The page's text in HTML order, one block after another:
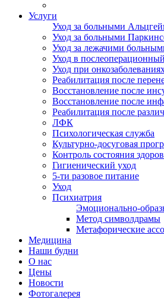
Услуги
Уход за больными
Уход за больными
Уход за лежачими
Уход в
Уход при
Реабилитация после
Восстановление после
Восстановление после
Реабилитация после
⁠ЛФК
Психологическая служба
Культурно-досуговая
Контроль состояния
Гигиенический уход
5-ти разовое питание
Уход
Психиатрия
Эмоционально-
Метод символдрамы
Метафорические
Медицина
Наши будни
О нас
Цены
Новости
Фотогалерея